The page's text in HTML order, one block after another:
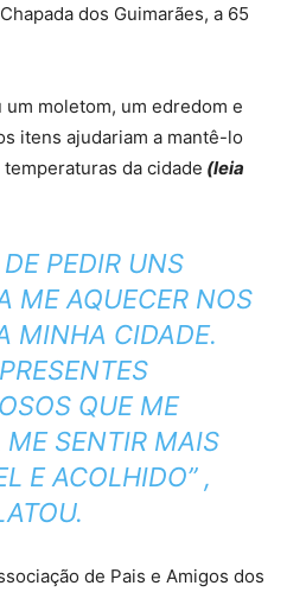
dos Guimarães, a 65
moletom, um edredom e
itens ajudariam a mantê-lo
da cidade (leia
DE PEDIR UNS
ME AQUECER NOS
MINHA CIDADE.
QUE ME
SENTIR MAIS
E ACOLHIDO” ,
de Pais e Amigos dos